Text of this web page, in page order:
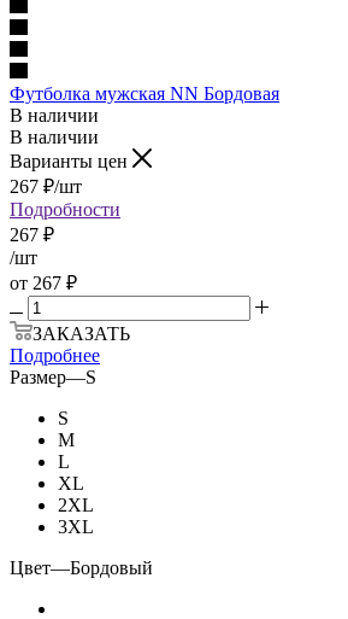
Футболка мужская NN Бордовая
В наличии
В наличии
Варианты цен
267 ₽/шт
Подробности
267 ₽
/шт
от 267 ₽
ЗАКАЗАТЬ
Подробнее
Размер—S
S
M
L
XL
2XL
3XL
Цвет—Бордовый